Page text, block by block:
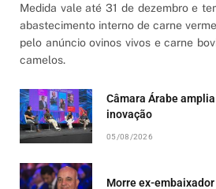
Medida vale até 31 de dezembro e
abastecimento interno de carne
pelo anúncio ovinos vivos e carne
camelos.
Câmara Árabe
inovação
05/08/2026
Morre ex-